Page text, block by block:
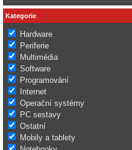
Kategorie
Hardware
Periferie
Multimédia
Software
Programování
Internet
Operační systémy
PC sestavy
Ostatní
Mobily a tablety